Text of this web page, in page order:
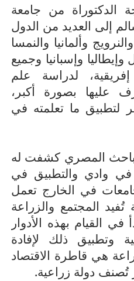
الدكتوراة من جامعة
إلى العديد من الدول
وألمانيا والنمسا
وإيطاليا وإسبانيا وجميع
لدراسة علم
عليها بصورة أكبر،
لتطبيق ما تعلمته في
المصري كشفت له
في وادي والتطبيق في
في الخارج تعمل
المجتمع والزراعة
في القيام بهذه الأدوار
وتطبيق ذلك لإفادة
هي قاطرة الاقتصاد
دولة زراعية.